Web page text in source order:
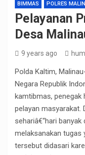
BIMMAS POLRES
Pelayanan
Desa
9 years ago
Polda Kaltim,
Negara Republik
kamtibmas, penegak
pelayan masyarakat.
sehariâ€“hari
melaksanakan tugas
tersebut didasari